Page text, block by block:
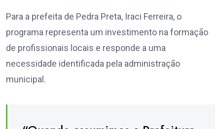
Para a prefeita de Pedra Preta, Iraci Ferreira, o
programa representa um investimento na formação
de profissionais locais e responde a uma
necessidade identificada pela administração
municipal.